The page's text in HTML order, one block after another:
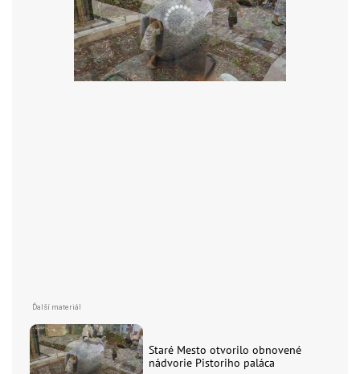
Staré Mesto otvorilo obnovené
nádvorie Pistoriho paláca